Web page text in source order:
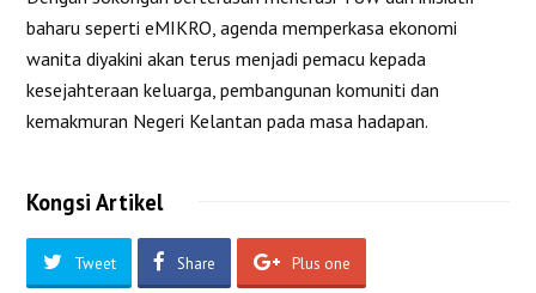
baharu seperti eMIKRO, agenda memperkasa ekonomi
wanita diyakini akan terus menjadi pemacu kepada
kesejahteraan keluarga, pembangunan komuniti dan
kemakmuran Negeri Kelantan pada masa hadapan.
Kongsi Artikel
Tweet Share Plus one